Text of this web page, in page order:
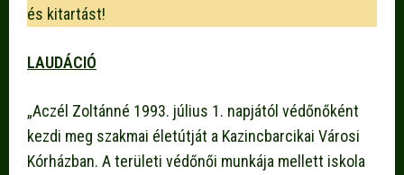
és kitartást!
LAUDÁCIÓ
„Aczél Zoltánné 1993. július 1. napjától védőnőként
kezdi meg szakmai életútját a Kazincbarcikai Városi
Kórházban. A területi védőnői munkája mellett iskola